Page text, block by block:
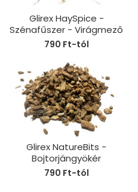
Glirex HaySpice -
Szénafűszer - Virágmező
790 Ft-tól
Glirex NatureBits -
Bojtorjángyökér
790 Ft-tól